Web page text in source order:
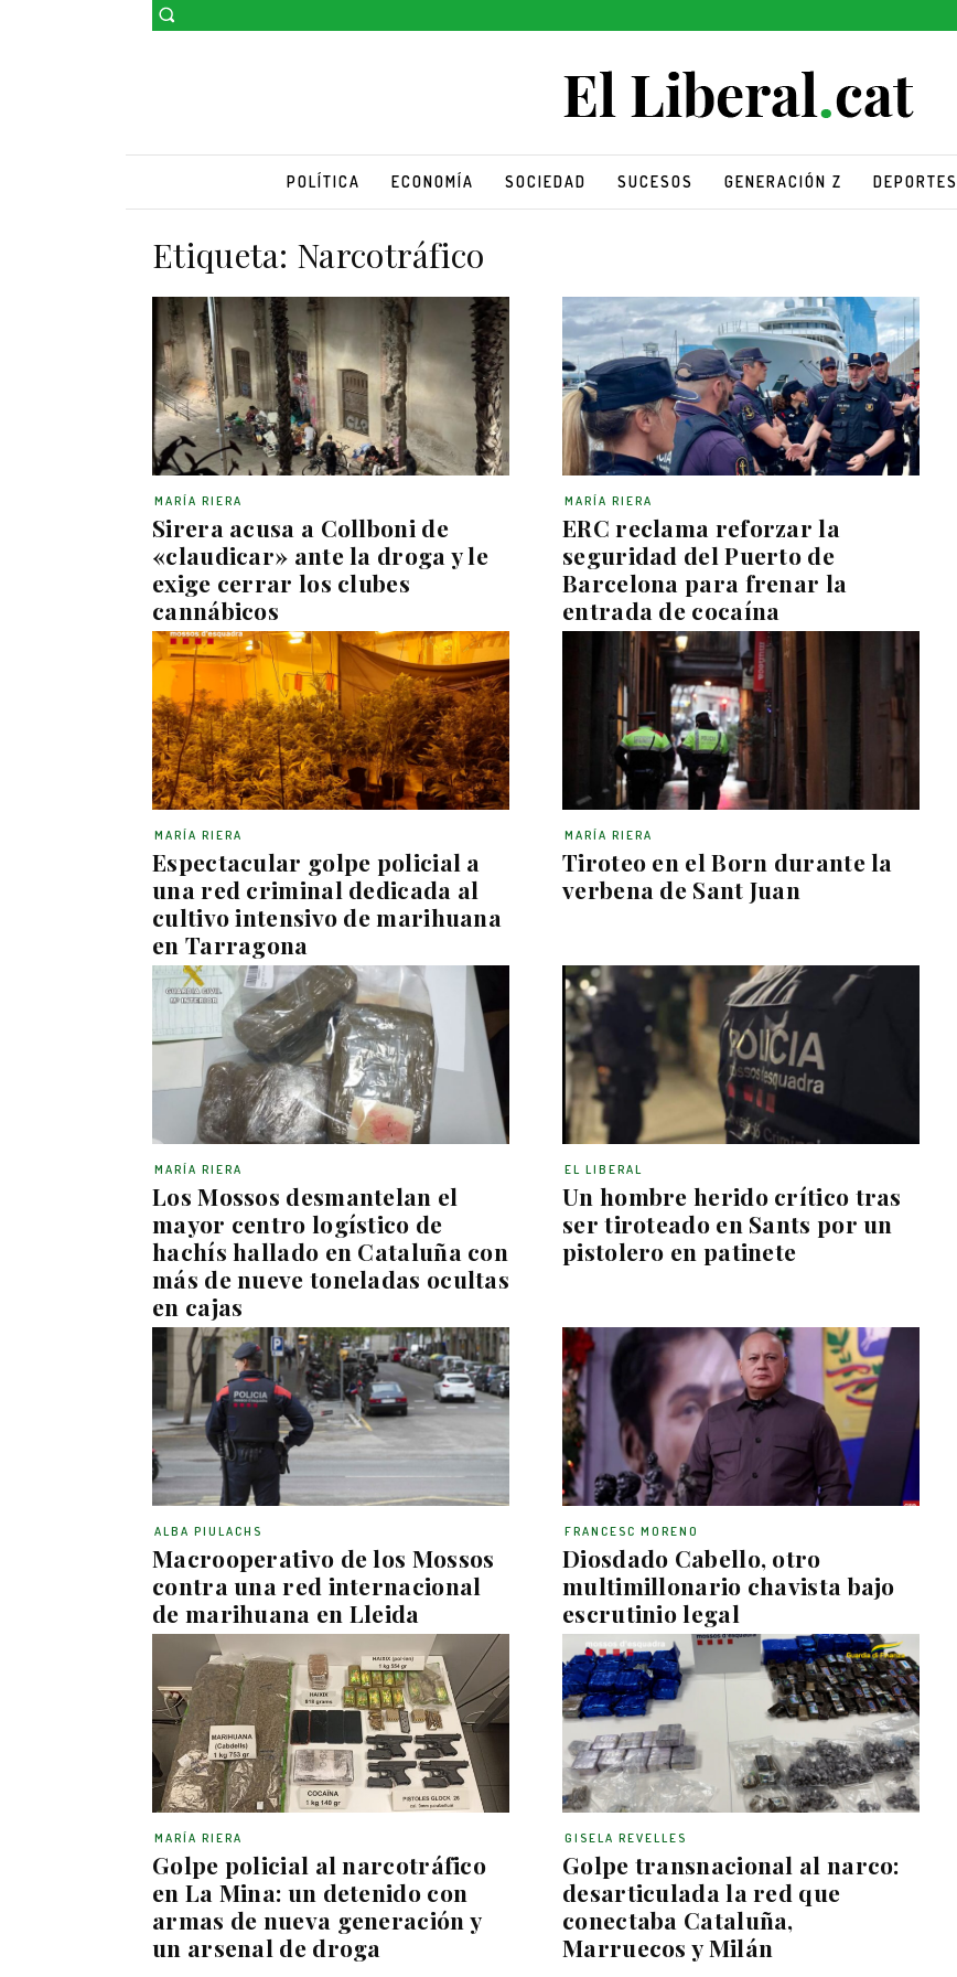
POLÍTICA ECONOMÍA SOCIEDAD SUCESOS GENERACIÓN Z DEPORTES
Etiqueta: Narcotráfico
Sirera acusa a Collboni de
«claudicar» ante la droga y le
exige cerrar los clubes
cannábicos
MARÍA RIERA
ERC reclama reforzar la
seguridad del Puerto de
Barcelona para frenar la
entrada de cocaína
MARÍA RIERA
Espectacular golpe policial a
una red criminal dedicada al
cultivo intensivo de marihuana
en Tarragona
MARÍA RIERA
Tiroteo en el Born durante la
verbena de Sant Juan
MARÍA RIERA
Los Mossos desmantelan el
mayor centro logístico de
hachís hallado en Cataluña con
más de nueve toneladas ocultas
en cajas
MARÍA RIERA
Un hombre herido crítico tras
ser tiroteado en Sants por un
pistolero en patinete
EL LIBERAL
Macrooperativo de los Mossos
contra una red internacional
de marihuana en Lleida
ALBA PIULACHS
Diosdado Cabello, otro
multimillonario chavista bajo
escrutinio legal
FRANCESC MORENO
Golpe policial al narcotráfico
en La Mina: un detenido con
armas de nueva generación y
un arsenal de droga
MARÍA RIERA
Golpe transnacional al narco:
desarticulada la red que
conectaba Cataluña,
Marruecos y Milán
GISELA REVELLES